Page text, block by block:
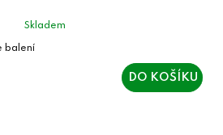
Skladem
DO KOŠÍKU